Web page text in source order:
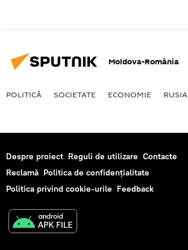
Moldova-România
POLITICĂ SOCIETATE ECONOMIE RUSIA
Despre proiect Reguli de utilizare Contacte
Reclamă Politica de confidențialitate
Politica privind cookie-urile Feedback